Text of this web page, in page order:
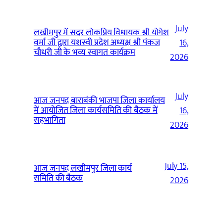
लखीमपुर में सदर लोकप्रिय विधायक श्री योगेश
वर्मा जी द्वारा यशस्वी प्रदेश अध्यक्ष श्री पंकज
चौधरी जी के भव्य स्वागत कार्यक्रम
July
16,
2026
आज जनपद बाराबंकी भाजपा जिला कार्यालय
में आयोजित जिला कार्यसमिति की बैठक में
सहभागिता
July
16,
2026
आज जनपद लखीमपुर जिला कार्य
समिति की बैठक
July 15,
2026